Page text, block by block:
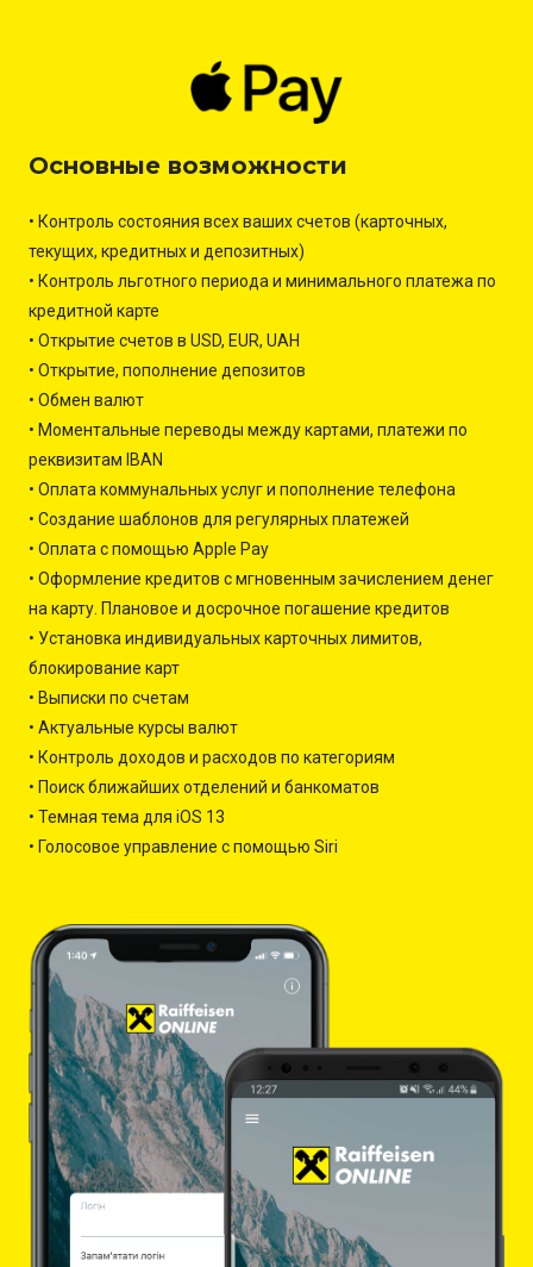
Основные возможности
• Контроль состояния всех ваших счетов (карточных,
текущих, кредитных и депозитных)
• Контроль льготного периода и минимального платежа по
кредитной карте
• Открытие счетов в USD, EUR, UAH
• Открытие, пополнение депозитов
• Обмен валют
• Моментальные переводы между картами, платежи по
реквизитам IBAN
• Оплата коммунальных услуг и пополнение телефона
• Создание шаблонов для регулярных платежей
• Оплата с помощью Apple Pay
• Оформление кредитов с мгновенным зачислением денег
на карту. Плановое и досрочное погашение кредитов
• Установка индивидуальных карточных лимитов,
блокирование карт
• Выписки по счетам
• Актуальные курсы валют
• Контроль доходов и расходов по категориям
• Поиск ближайших отделений и банкоматов
• Темная тема для iOS 13
• Голосовое управление с помощью Siri